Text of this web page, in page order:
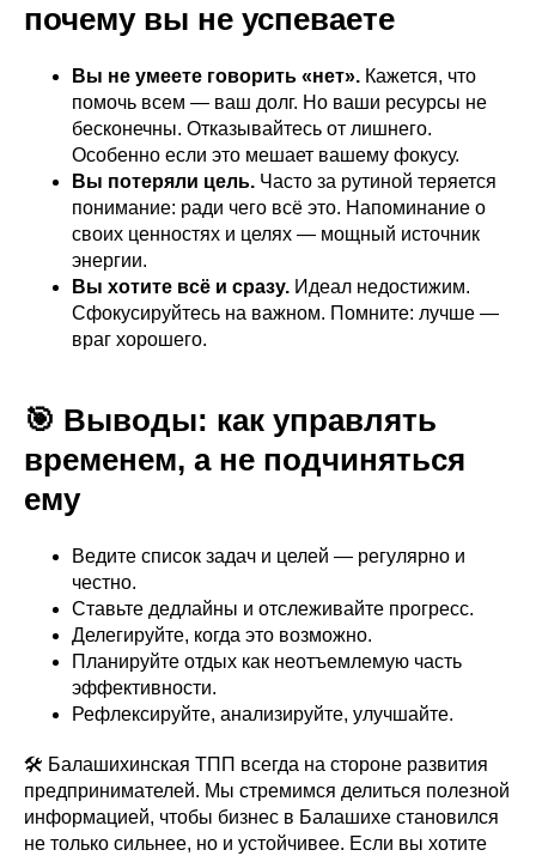
почему вы не успеваете
Вы не умеете говорить «нет». Кажется, что
помочь всем — ваш долг. Но ваши ресурсы не
бесконечны. Отказывайтесь от лишнего.
Особенно если это мешает вашему фокусу.
Вы потеряли цель. Часто за рутиной теряется
понимание: ради чего всё это. Напоминание о
своих ценностях и целях — мощный источник
энергии.
Вы хотите всё и сразу. Идеал недостижим.
Сфокусируйтесь на важном. Помните: лучше —
враг хорошего.
🎯 Выводы: как управлять
временем, а не подчиняться
ему
Ведите список задач и целей — регулярно и
честно.
Ставьте дедлайны и отслеживайте прогресс.
Делегируйте, когда это возможно.
Планируйте отдых как неотъемлемую часть
эффективности.
Рефлексируйте, анализируйте, улучшайте.
🛠 Балашихинская ТПП всегда на стороне развития
предпринимателей. Мы стремимся делиться полезной
информацией, чтобы бизнес в Балашихе становился
не только сильнее, но и устойчивее. Если вы хотите